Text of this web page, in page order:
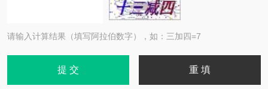
请输入计算结果（填写阿拉伯数字），如：三加四=7